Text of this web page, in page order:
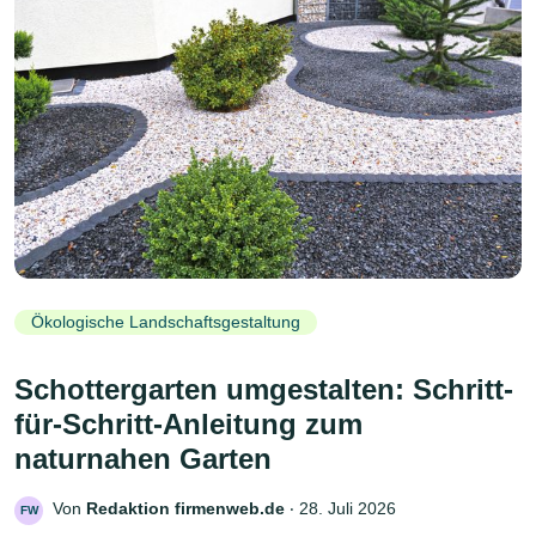
Ökologische Landschaftsgestaltung
Schottergarten umgestalten: Schritt-
für-Schritt-Anleitung zum
naturnahen Garten
FW Von Redaktion firmenweb.de ‧ 28. Juli 2026